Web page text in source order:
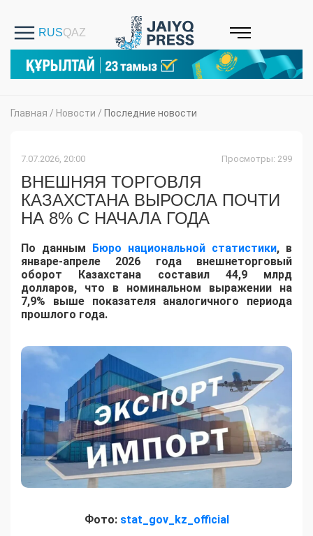
Главная / Новости / Последние новости
7.07.2026, 20:00 Просмотры: 299
ВНЕШНЯЯ ТОРГОВЛЯ
КАЗАХСТАНА ВЫРОСЛА ПОЧТИ
НА 8% С НАЧАЛА ГОДА
По данным Бюро национальной статистики, в
январе-апреле 2026 года внешнеторговый
оборот Казахстана составил 44,9 млрд
долларов, что в номинальном выражении на
7,9% выше показателя аналогичного периода
прошлого года.
Фото: stat_gov_kz_official